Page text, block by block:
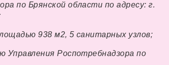
по Брянской области по адресу: г.
938 м2, 5 санитарных узлов;
Управления Роспотребнадзора по